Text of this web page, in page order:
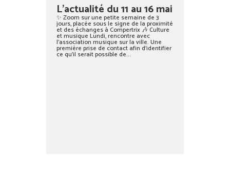
L’actualité du 11 au 16 mai
✨ Zoom sur une petite semaine de 3
jours, placée sous le signe de la proximité
et des échanges à Compertrix 🎶 Culture
et musique Lundi, rencontre avec
l’association musique sur la ville. Une
première prise de contact afin d’identifier
ce qu’il serait possible de...